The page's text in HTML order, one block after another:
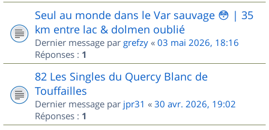
Seul au monde dans le Var sauvage 😳 | 35
km entre lac & dolmen oublié
Dernier message par grefzy « 03 mai 2026, 18:16
Réponses : 1
82 Les Singles du Quercy Blanc de
Touffailles
Dernier message par jpr31 « 30 avr. 2026, 19:02
Réponses : 1